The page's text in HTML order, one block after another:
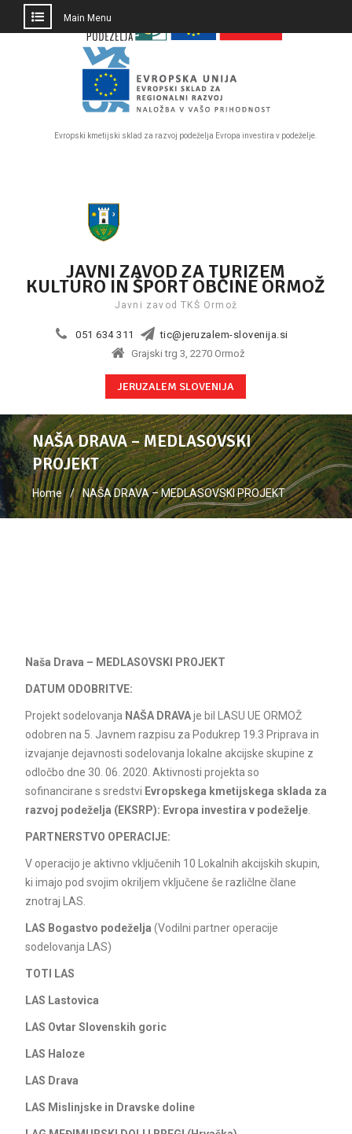
PRESKOČI
Evropski kmetijski sklad za razvoj podeželja Evropa investira v podeželje.
Main Menu
JAVNI ZAVOD ZA TURIZEM
KULTURO IN ŠPORT OBČINE ORMOŽ
Javni zavod TKŠ Ormož
051 634 311
tic@jeruzalem-slovenija.si
Grajski trg 3, 2270 Ormož
JERUZALEM SLOVENIJA
NAŠA DRAVA – MEDLASOVSKI
PROJEKT
Home NAŠA DRAVA – MEDLASOVSKI PROJEKT
Naša Drava – MEDLASOVSKI PROJEKT
DATUM ODOBRITVE:
Projekt sodelovanja NAŠA DRAVAje bil LASU UE ORMOŽ
odobren na 5. Javnem razpisu za Podukrep 19.3 Priprava in
izvajanje dejavnosti sodelovanja lokalne akcijske skupine z
odločbo dne 30. 06. 2020. Aktivnosti projekta so
sofinancirane s sredstvi Evropskega kmetijskega sklada za
razvoj podeželja (EKSRP): Evropa investira v podeželje.
PARTNERSTVO OPERACIJE:
V operacijo je aktivno vključenih 10 Lokalnih akcijskih skupin,
ki imajo pod svojim okriljem vključene še različlne člane
znotraj LAS.
LAS Bogastvo podeželja (Vodilni partner operacije
sodelovanja LAS)
TOTI LAS
LAS Lastovica
LAS Ovtar Slovenskih goric
LAS Haloze
LAS Drava
LAS Mislinjske in Dravske doline